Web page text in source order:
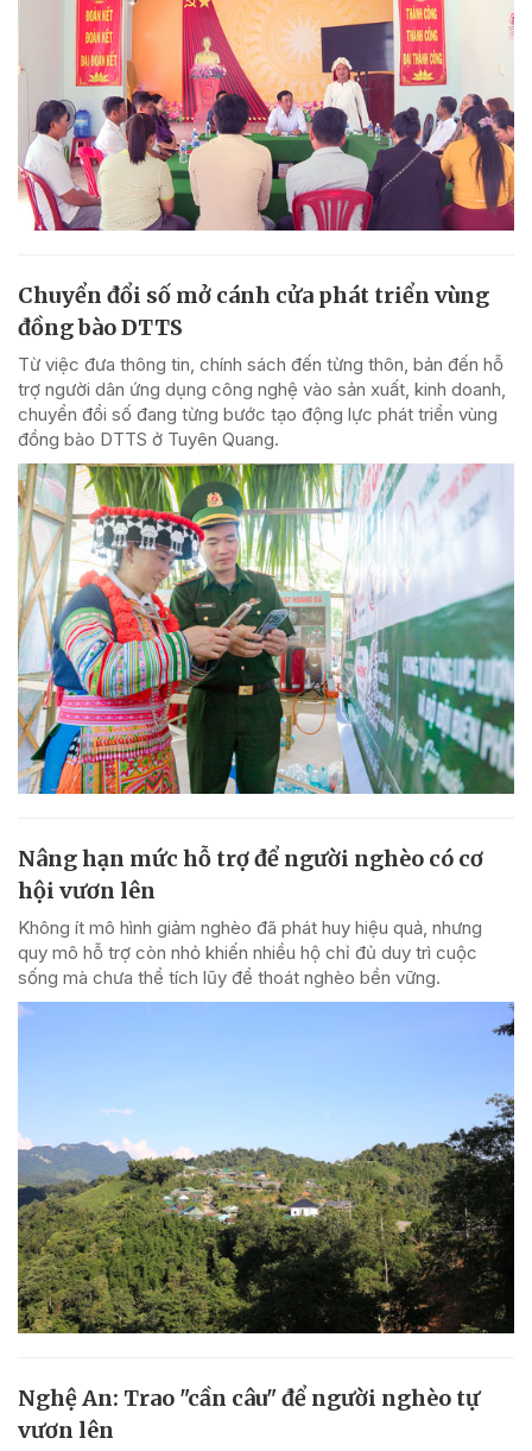
Chuyển đổi số mở cánh cửa phát triển vùng
đồng bào DTTS
Từ việc đưa thông tin, chính sách đến từng thôn, bản đến hỗ
trợ người dân ứng dụng công nghệ vào sản xuất, kinh doanh,
chuyển đổi số đang từng bước tạo động lực phát triển vùng
đồng bào DTTS ở Tuyên Quang.
Nâng hạn mức hỗ trợ để người nghèo có cơ
hội vươn lên
Không ít mô hình giảm nghèo đã phát huy hiệu quả, nhưng
quy mô hỗ trợ còn nhỏ khiến nhiều hộ chỉ đủ duy trì cuộc
sống mà chưa thể tích lũy để thoát nghèo bền vững.
Nghệ An: Trao "cần câu" để người nghèo tự
vươn lên